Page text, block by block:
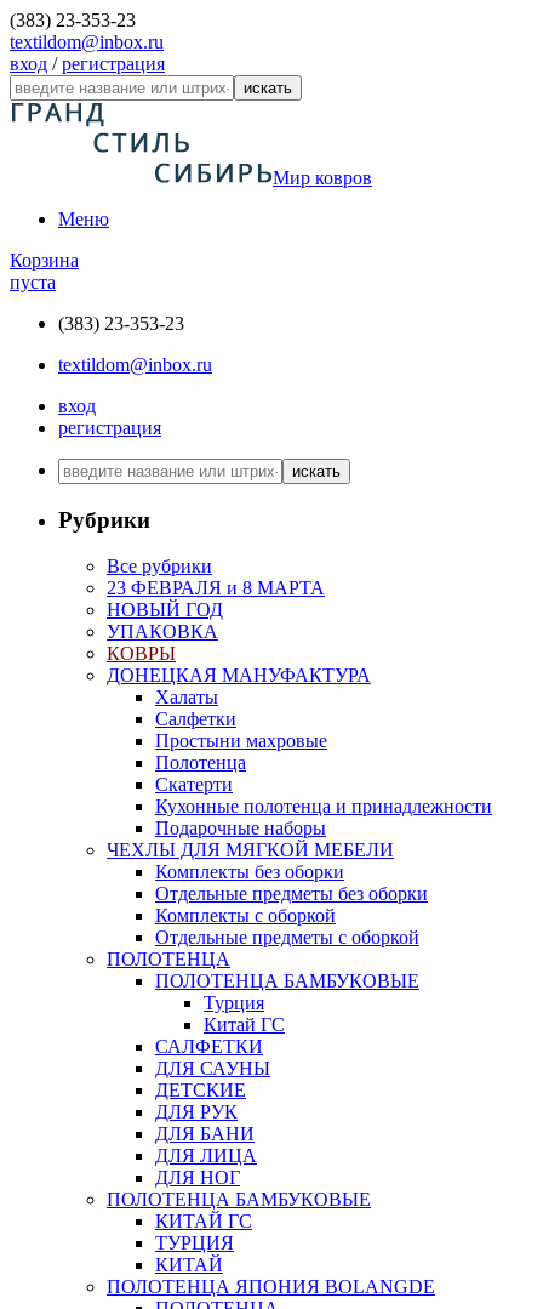
(383) 23-353-23
textildom@inbox.ru
вход /регистрация
искать
Мир ковров
Меню
Корзина
пуста
(383) 23-353-23
textildom@inbox.ru
вход
регистрация
искать
Рубрики
Все рубрики
23 ФЕВРАЛЯ и 8 МАРТА
НОВЫЙ ГОД
УПАКОВКА
КОВРЫ
ДОНЕЦКАЯ МАНУФАКТУРА
Халаты
Салфетки
Простыни махровые
Полотенца
Скатерти
Кухонные полотенца и принадлежности
Подарочные наборы
ЧЕХЛЫ ДЛЯ МЯГКОЙ МЕБЕЛИ
Комплекты без оборки
Отдельные предметы без оборки
Комплекты с оборкой
Отдельные предметы с оборкой
ПОЛОТЕНЦА
ПОЛОТЕНЦА БАМБУКОВЫЕ
Турция
Китай ГС
САЛФЕТКИ
ДЛЯ САУНЫ
ДЕТСКИЕ
ДЛЯ РУК
ДЛЯ БАНИ
ДЛЯ ЛИЦА
ДЛЯ НОГ
ПОЛОТЕНЦА БАМБУКОВЫЕ
КИТАЙ ГС
ТУРЦИЯ
КИТАЙ
ПОЛОТЕНЦА ЯПОНИЯ BOLANGDE